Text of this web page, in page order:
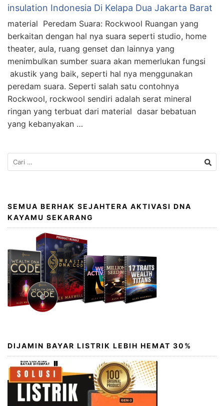
insulation Indonesia Di Kelapa Dua Jakarta Barat
material Peredam Suara: Rockwool Ruangan yang
berkaitan dengan hal nya suara seperti studio, home
theater, aula, ruang genset dan lainnya yang
menimbulkan sumber suara akan memerlukan fungsi
akustik yang baik, seperti hal nya menggunakan
peredam suara. Seperti salah satu contohnya
Rockwool, rockwool sendiri adalah serat mineral
ringan yang terbuat dari material dasar bebatuan
yang kebanyakan …
SEMUA BERHAK SEJAHTERA AKTIVASI DNA
KAYAMU SEKARANG
DIJAMIN BAYAR LISTRIK LEBIH HEMAT 30%